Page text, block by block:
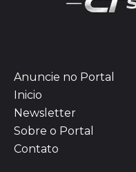
Anuncie no Portal
Inicio
Newsletter
Sobre o Portal
Contato